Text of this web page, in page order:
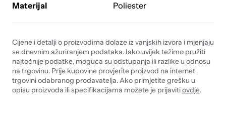
Materijal Poliester
Cijene i detalji o proizvodima dolaze iz vanjskih izvora i mjenjaju
se dnevnim ažuriranjem podataka. Iako uvijek težimo pružiti
najtočnije podatke, moguća su odstupanja ili razlike u odnosu
na trgovinu. Prije kupovine provjerite proizvod na internet
trgovini odabranog prodavatelja. Ako primjetite grešku u
opisu proizvoda ili specifikacijama možete je prijavitiovdje.